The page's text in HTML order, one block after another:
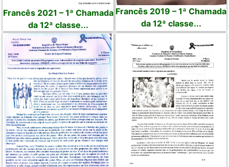
Francês 2021 – 1ª Chamada
da 12ª classe...
Francês 2019 – 1ª Chamada
da 12ª classe...